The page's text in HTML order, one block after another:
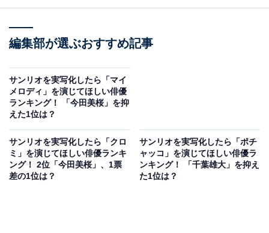
編集部が選ぶおすすめ記事
サンリオを実写化したら「マイ
メロディ」を演じてほしい俳優
ランキング！ 「今田美桜」を抑
えた1位は？
サンリオを実写化したら「クロ
ミ」を演じてほしい俳優ランキ
ング！ 2位「今田美桜」、1票
差の1位は？
サンリオを実写化したら「ポチ
ャッコ」を演じてほしい俳優ラ
ンキング！ 「千葉雄大」を抑え
た1位は？